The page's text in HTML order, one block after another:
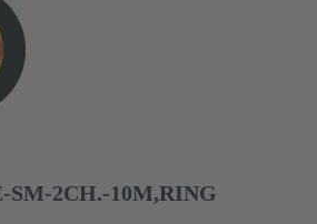
SM-2CH.-10M,RING